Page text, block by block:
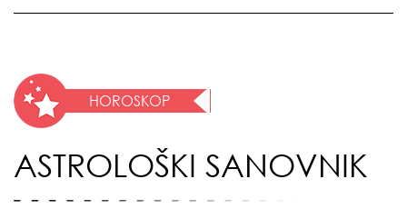
HOROSKOP
ASTROLOŠKI SANOVNIK